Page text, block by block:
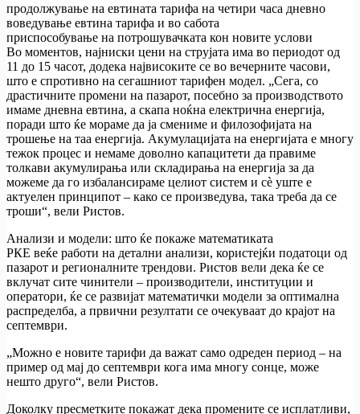
продолжување на евтината тарифа на четири часа дневно
воведување евтина тарифа и во сабота
приспособување на потрошувачката кон новите услови
Во моментов, најниски цени на струјата има во периодот од
11 до 15 часот, додека највисоките се во вечерните часови,
што е спротивно на сегашниот тарифен модел. „Сега, со
драстичните промени на пазарот, посебно за производството
имаме дневна евтина, а скапа ноќна електрична енергија,
поради што ќе мораме да ја смениме и филозофијата на
трошење на таа енергија. Акумулацијата на енергијата е многу
тежок процес и немаме доволно капацитети да правиме
толкави акумулирања или складирања на енергија за да
можеме да го избалансираме целиот систем и сѐ уште е
актуелен принципот – како се произведува, така треба да се
троши“, вели Ристов.
Анализи и модели: што ќе покаже математиката
РКЕ веќе работи на детални анализи, користејќи податоци од
пазарот и регионалните трендови. Ристов вели дека ќе се
вклучат сите чинители – производители, институции и
оператори, ќе се развијат математички модели за оптимална
распределба, а првични резултати се очекуваат до крајот на
септември.
„Можно е новите тарифи да важат само одреден период – на
пример од мај до септември кога има многу сонце, може
нешто друго“, вели Ристов.
Доколку пресметките покажат дека промените се исплатливи,